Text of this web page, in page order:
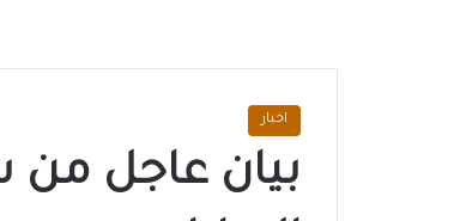
اخبار
بيان عاجل من